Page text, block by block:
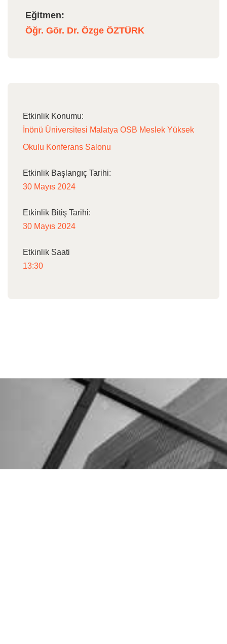
Eğitmen:
Öğr. Gör. Dr. Özge ÖZTÜRK
Etkinlik Konumu:
İnönü Üniversitesi Malatya OSB Meslek Yüksek
Okulu Konferans Salonu
Etkinlik Başlangıç Tarihi:
30 Mayıs 2024
Etkinlik Bitiş Tarihi:
30 Mayıs 2024
Etkinlik Saati
13:30